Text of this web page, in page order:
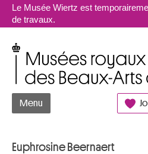
Le Musée Wiertz est
de travaux.
Menu
Euphrosine Beernaert